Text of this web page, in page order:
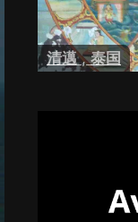
清邁 , 泰国